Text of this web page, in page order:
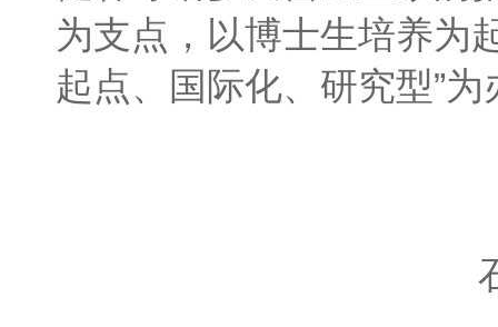
为支点，以博士生培养为
起点、国际化、研究型”